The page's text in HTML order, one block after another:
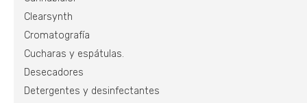
Clearsynth
Cromatografía
Cucharas y espátulas.
Desecadores
Detergentes y desinfectantes